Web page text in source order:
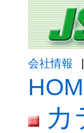
会社情報
カ